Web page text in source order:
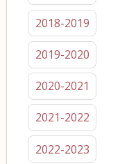
2018-2019
2019-2020
2020-2021
2021-2022
2022-2023